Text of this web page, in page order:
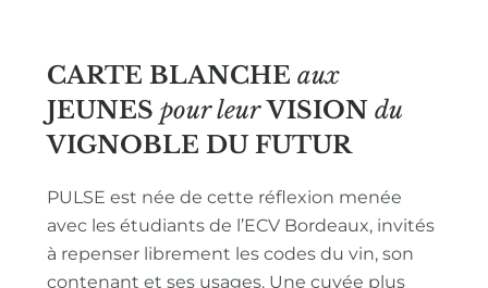
CARTE BLANCHE aux
JEUNES pour leur VISION du
VIGNOBLE DU FUTUR
PULSE est née de cette réflexion menée
avec les étudiants de l’ECV Bordeaux, invités
à repenser librement les codes du vin, son
contenant et ses usages. Une cuvée plus